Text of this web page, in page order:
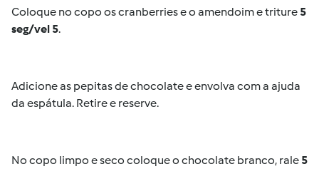
Coloque no copo os cranberries e o amendoim e triture 5
seg/vel 5.
Adicione as pepitas de chocolate e envolva com a ajuda
da espátula. Retire e reserve.
No copo limpo e seco coloque o chocolate branco, rale 5